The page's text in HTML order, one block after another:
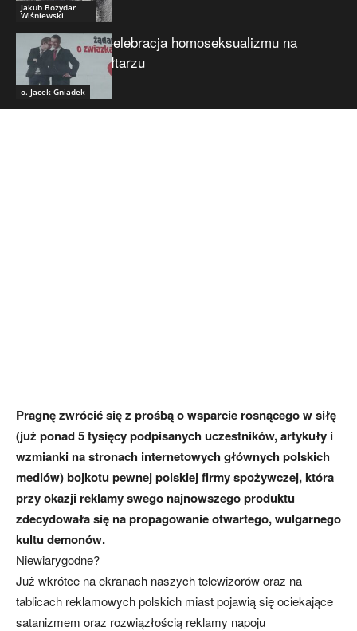
Jakub Bożydar
Wiśniewski
o. Jacek Gniadek
Celebracja homoseksualizmu na
ołtarzu
Pragnę zwrócić się z prośbą o wsparcie rosnącego w siłę
(już ponad 5 tysięcy podpisanych uczestników, artykuły i
wzmianki na stronach internetowych głównych polskich
mediów) bojkotu pewnej polskiej firmy spożywczej, która
przy okazji reklamy swego najnowszego produktu
zdecydowała się na propagowanie otwartego, wulgarnego
kultu demonów.
Niewiarygodne?
Już wkrótce na ekranach naszych telewizorów oraz na
tablicach reklamowych polskich miast pojawią się ociekające
satanizmem oraz rozwiązłością reklamy napoju